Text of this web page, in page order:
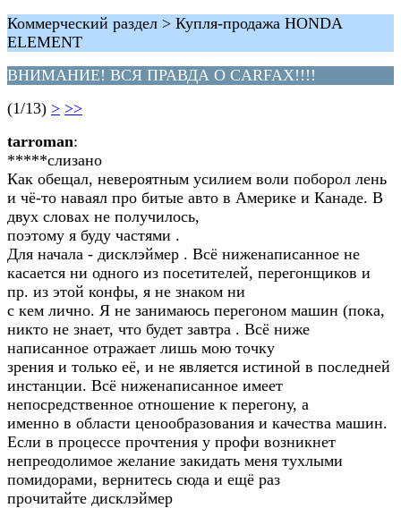
Коммерческий раздел > Купля-продажа HONDA
ELEMENT
ВНИМАНИЕ! ВСЯ ПРАВДА О CARFAX!!!!
(1/13) > >>
tarroman:
*****слизано
Как обещал, невероятным усилием воли поборол лень
и чё-то наваял про битые авто в Америке и Канаде. В
двух словах не получилось,
поэтому я буду частями .
Для начала - дисклэймер . Всё ниженаписанное не
касается ни одного из посетителей, перегонщиков и
пр. из этой конфы, я не знаком ни
с кем лично. Я не занимаюсь перегоном машин (пока,
никто не знает, что будет завтра . Всё ниже
написанное отражает лишь мою точку
зрения и только её, и не является истиной в последней
инстанции. Всё ниженаписанное имеет
непосредственное отношение к перегону, а
именно в области ценообразования и качества машин.
Если в процессе прочтения у профи возникнет
непреодолимое желание закидать меня тухлыми
помидорами, вернитесь сюда и ещё раз
прочитайте дисклэймер